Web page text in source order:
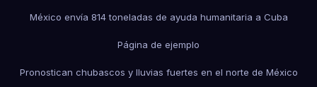
México envía 814 toneladas de ayuda humanitaria a Cuba
Página de ejemplo
Pronostican chubascos y lluvias fuertes en el norte de México